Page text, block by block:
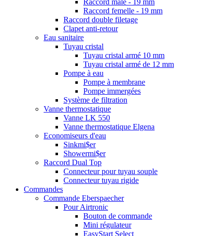
Raccord mâle - 19 mm
Raccord femelle - 19 mm
Raccord double filetage
Clapet anti-retour
Eau sanitaire
Tuyau cristal
Tuyau cristal armé 10 mm
Tuyau cristal armé de 12 mm
Pompe à eau
Pompe à membrane
Pompe immergées
Système de filtration
Vanne thermostatique
Vanne LK 550
Vanne thermostatique Elgena
Economiseurs d'eau
Sinkmi$er
Showermi$er
Raccord Dual Top
Connecteur pour tuyau souple
Connecteur tuyau rigide
Commandes
Commande Eberspaecher
Pour Airtronic
Bouton de commande
Mini régulateur
EasyStart Select